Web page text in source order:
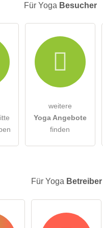
(wird nicht veröffentlicht)
akzeptiere ich die .
Frage stellen Abbrechen
Für Yoga Besucher
weitere
Yoga Angebote
finden
Für Yoga Betreiber